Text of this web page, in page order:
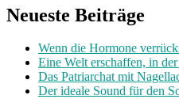
Neueste Beiträge
Wenn die Hormone
Eine Welt erschaffen, in
Das Patriarchat mit
Der ideale Sound für den